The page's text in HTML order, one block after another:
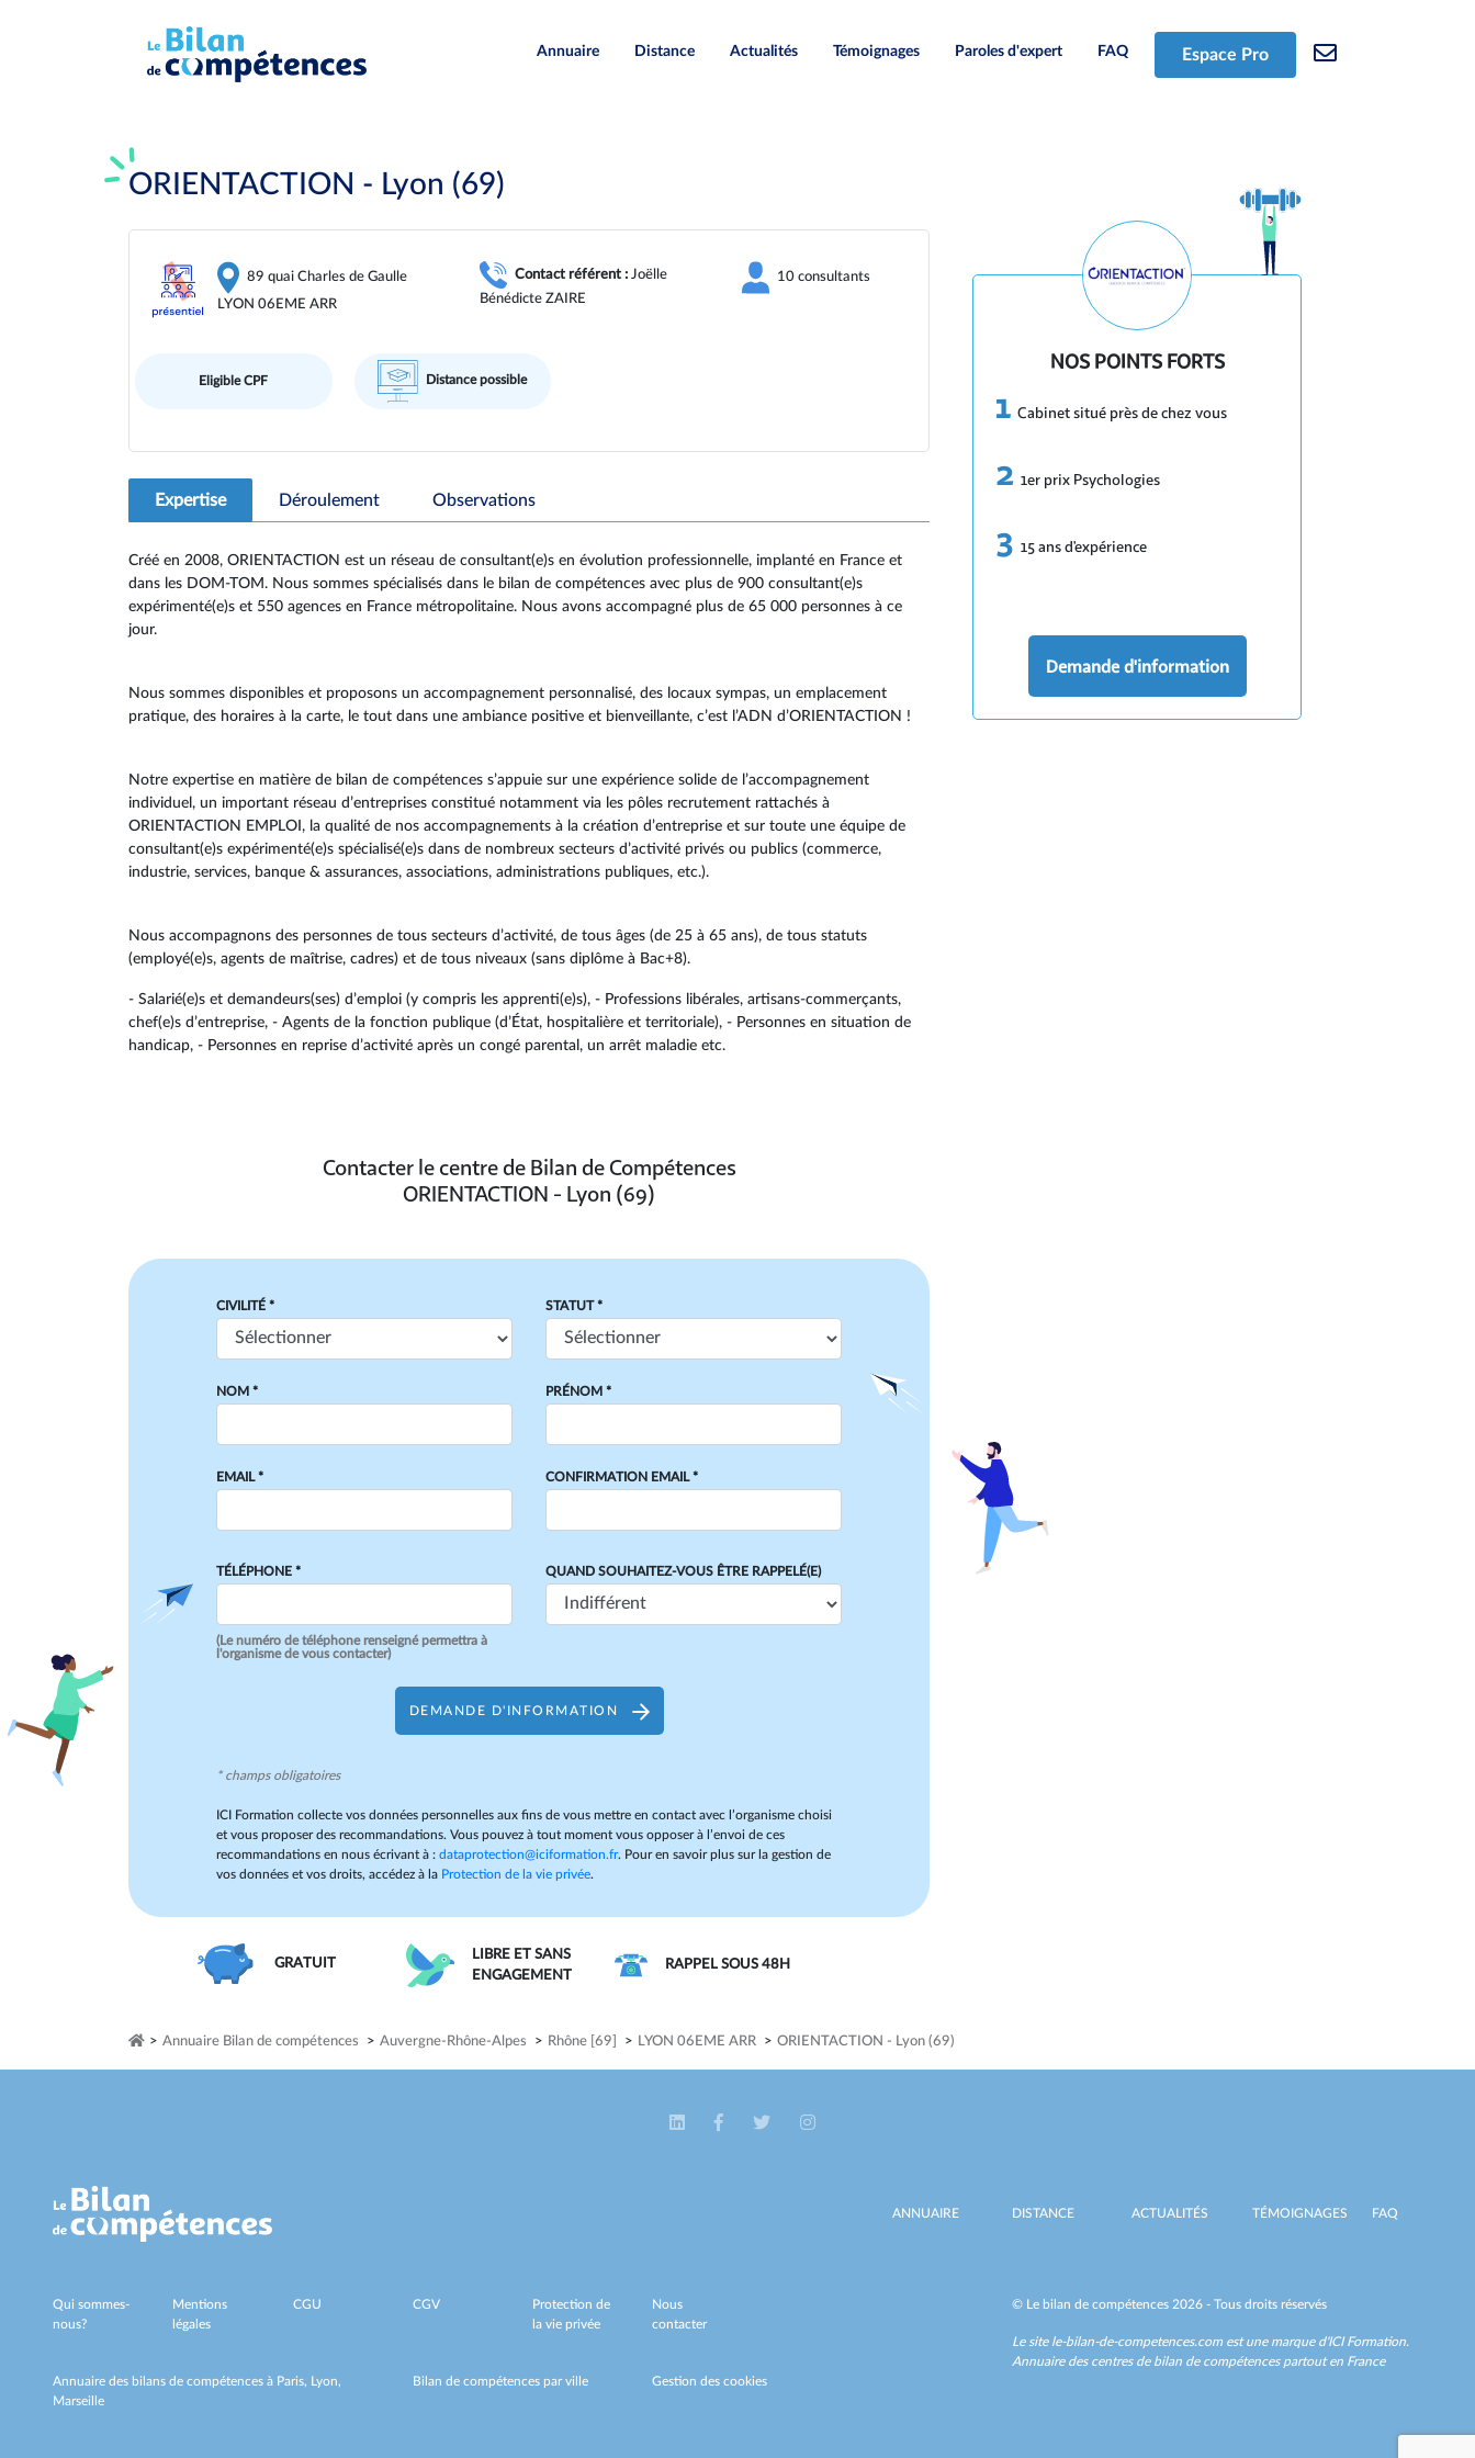
Annuaire Distance Actualités Témoignages Paroles d'expert FAQ Espace Pro
ORIENTACTION - Lyon (69)
89 quai Charles de Gaulle
LYON 06EME ARR
Contact référent : Joëlle
Bénédicte ZAIRE
10 consultants
Eligible CPF Distance possible
Expertise Déroulement Observations
Créé en 2008, ORIENTACTION est un réseau de consultant(e)s en évolution professionnelle, implanté en France et
dans les DOM-TOM. Nous sommes spécialisés dans le bilan de compétences avec plus de 900 consultant(e)s
expérimenté(e)s et 550 agences en France métropolitaine. Nous avons accompagné plus de 65 000 personnes à ce
jour.
Nous sommes disponibles et proposons un accompagnement personnalisé, des locaux sympas, un emplacement
pratique, des horaires à la carte, le tout dans une ambiance positive et bienveillante, c’est l’ADN d’ORIENTACTION !
Notre expertise en matière de bilan de compétences s’appuie sur une expérience solide de l’accompagnement
individuel, un important réseau d’entreprises constitué notamment via les pôles recrutement rattachés à
ORIENTACTION EMPLOI, la qualité de nos accompagnements à la création d’entreprise et sur toute une équipe de
consultant(e)s expérimenté(e)s spécialisé(e)s dans de nombreux secteurs d’activité privés ou publics (commerce,
industrie, services, banque & assurances, associations, administrations publiques, etc.).
Nous accompagnons des personnes de tous secteurs d’activité, de tous âges (de 25 à 65 ans), de tous statuts
(employé(e)s, agents de maîtrise, cadres) et de tous niveaux (sans diplôme à Bac+8).
- Salarié(e)s et demandeurs(ses) d’emploi (y compris les apprenti(e)s), - Professions libérales, artisans-commerçants,
chef(e)s d’entreprise, - Agents de la fonction publique (d’État, hospitalière et territoriale), - Personnes en situation de
handicap, - Personnes en reprise d’activité après un congé parental, un arrêt maladie etc.
NOS POINTS FORTS
Cabinet situé près de chez vous
1er prix Psychologies
15 ans d’expérience
Demande d'information
Contacter le centre de Bilan de Compétences
ORIENTACTION - Lyon (69)
CIVILITÉ * STATUT *
NOM * PRÉNOM *
EMAIL * CONFIRMATION EMAIL *
TÉLÉPHONE *
(Le numéro de téléphone renseigné permettra à
l'organisme de vous contacter)
QUAND SOUHAITEZ-VOUS ÊTRE RAPPELÉ(E)
DEMANDE D'INFORMATION
* champs obligatoires
ICI Formation collecte vos données personnelles aux fins de vous mettre en contact avec l’organisme choisi
et vous proposer des recommandations. Vous pouvez à tout moment vous opposer à l’envoi de ces
recommandations en nous écrivant à : dataprotection@iciformation.fr. Pour en savoir plus sur la gestion de
vos données et vos droits, accédez à la Protection de la vie privée.
GRATUIT
LIBRE ET SANS
ENGAGEMENT
RAPPEL SOUS 48H
> Annuaire Bilan de compétences > Auvergne-Rhône-Alpes > Rhône [69] > LYON 06EME ARR > ORIENTACTION - Lyon (69)
ANNUAIRE DISTANCE ACTUALITÉS TÉMOIGNAGES FAQ
Qui sommes-
nous?
Mentions
légales
CGU CGV
Protection de
la vie privée
Nous
contacter
© Le bilan de compétences 2026 - Tous droits réservés
Le site le-bilan-de-competences.com est une marque d'ICI Formation.
Annuaire des centres de bilan de compétences partout en France
Annuaire des bilans de compétences à Paris, Lyon,
Marseille
Bilan de compétences par ville Gestion des cookies